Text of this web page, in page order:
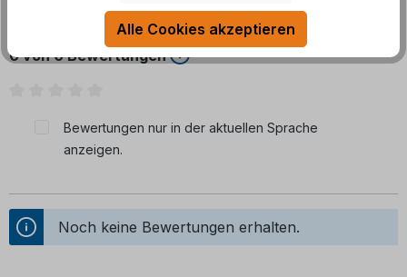
0 von 0 Bewertungen
Bewertungen nur in der aktuellen Sprache
anzeigen.
Noch keine Bewertungen erhalten.
Alle Cookies akzeptieren